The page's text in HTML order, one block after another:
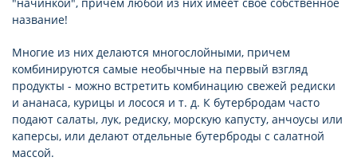
название!
Многие из них делаются многослойными, причем
комбинируются самые необычные на первый взгляд
продукты - можно встретить комбинацию свежей редиски
и ананаса, курицы и лосося и т. д. К бутербродам часто
подают салаты, лук, редиску, морскую капусту, анчоусы или
каперсы, или делают отдельные бутерброды с салатной
массой.